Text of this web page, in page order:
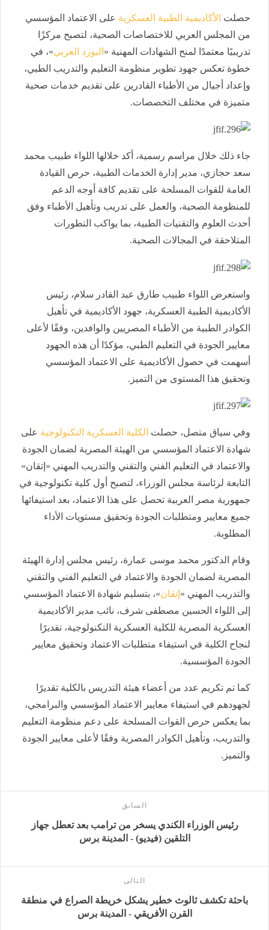
حصلت الأكاديمية الطبية العسكرية على الاعتماد المؤسسي
من المجلس العربي للاختصاصات الصحية، لتصبح مركزًا
تدريبيًا معتمدًا لمنح الشهادات المهنية « البورد العربي»، في
خطوة تعكس جهود تطوير منظومة التعليم والتدريب الطبي،
وإعداد أجيال من الأطباء القادرين على تقديم خدمات صحية
متميزة في مختلف التخصصات.
جاء ذلك خلال مراسم رسمية، أكد خلالها اللواء طبيب محمد
سعد حجازي، مدير إدارة الخدمات الطبية، حرص القيادة
العامة للقوات المسلحة على تقديم كافة أوجه الدعم
للمنظومة الصحية، والعمل على تدريب وتأهيل الأطباء وفق
أحدث العلوم والتقنيات الطبية، بما يواكب التطورات
المتلاحقة في المجالات الصحية.
واستعرض اللواء طبيب طارق عبد القادر سلام، رئيس
الأكاديمية الطبية العسكرية، جهود الأكاديمية في تأهيل
الكوادر الطبية من الأطباء المصريين والوافدين، وفقًا لأعلى
معايير الجودة في التعليم الطبي، مؤكدًا أن هذه الجهود
أسهمت في حصول الأكاديمية على الاعتماد المؤسسي
وتحقيق هذا المستوى من التميز.
وفي سياق متصل، حصلت الكلية العسكرية التكنولوجية على
شهادة الاعتماد المؤسسي من الهيئة المصرية لضمان الجودة
والاعتماد في التعليم الفني والتقني والتدريب المهني «إتقان»
التابعة لرئاسة مجلس الوزراء، لتصبح أول كلية تكنولوجية في
جمهورية مصر العربية تحصل على هذا الاعتماد، بعد استيفائها
جميع معايير ومتطلبات الجودة وتحقيق مستويات الأداء
المطلوبة.
وقام الدكتور محمد موسى عمارة، رئيس مجلس إدارة الهيئة
المصرية لضمان الجودة والاعتماد في التعليم الفني والتقني
والتدريب المهني « إتقان»، بتسليم شهادة الاعتماد المؤسسي
إلى اللواء الحسين مصطفى شرف، نائب مدير الأكاديمية
العسكرية المصرية للكلية العسكرية التكنولوجية، تقديرًا
لنجاح الكلية في استيفاء متطلبات الاعتماد وتحقيق معايير
الجودة المؤسسية.
كما تم تكريم عدد من أعضاء هيئة التدريس بالكلية تقديرًا
لجهودهم في استيفاء معايير الاعتماد المؤسسي والبرامجي،
بما يعكس حرص القوات المسلحة على دعم منظومة التعليم
والتدريب، وتأهيل الكوادر المصرية وفقًا لأعلى معايير الجودة
والتميز.
السابق
رئيس الوزراء الكندي يسخر من ترامب بعد تعطل جهاز
التلقين (فيديو) - المدينة برس
التالى
باحثة تكشف ثالوث خطير يشكل خريطة الصراع في منطقة
القرن الأفريقي - المدينة برس